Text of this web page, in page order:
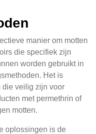
manier om motten
die specifiek zijn
worden gebruikt in
Het is
die veilig zijn voor
met permethrin of
motten.
oplossingen is de